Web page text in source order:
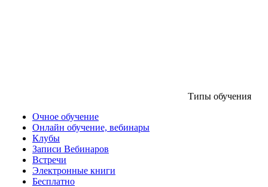
Типы обучения
Очное обучение
Онлайн обучение, вебинары
Клубы
Записи Вебинаров
Встречи
Электронные книги
Бесплатно